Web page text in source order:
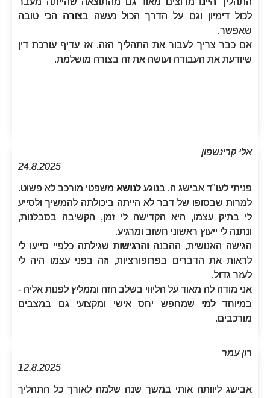
לכול דימיון וגם על הדרך הכול נעשה בצורה הכי טובה
שאפשר.
אם כבר צריך לעבור את התהליך הזה, אז עדיף עורכת דין
שיודעת את העבודה ועושה את זה בצורה מושלמת.
פניתי לעו"ד אבישג ה. בנוגע לנושא משפטי מורכב לא פשוט.
למרות שבסופו של דבר לא הייתה ביכולתה להמשיך ולסייע
לי בתיק עצמו, היא הקדישה לי זמן, הקשיבה בסבלנות,
ונתנה לי ייעוץ ראשוני חשוב ומרגיע.
הגישה האנושית, ההבנה והרגישות שגילתה כלפיי סייעו לי
לראות את הדברים בפרופורציות, וזה בפני עצמו היה לי
לעזר גדול.
אני מודה לה מאוד על הליווי בשלב הזה וממליץ לפנות אליה -
במיוחד למי שמחפש יחס אישי ומקצועי גם במצבים
מורכבים.
אלי קרינשפון
24.8.2025
אבישג ליוותה אותי במשך שנה שלמה לאורך כל התהליך
רון עמר
12.8.2025